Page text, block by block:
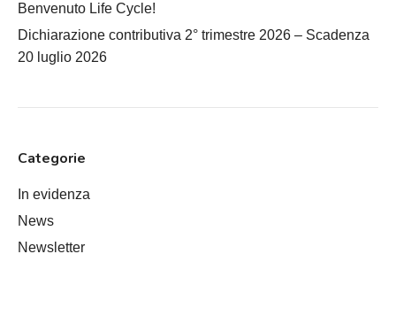
Benvenuto Life Cycle!
Dichiarazione contributiva 2° trimestre 2026 – Scadenza
20 luglio 2026
Categorie
In evidenza
News
Newsletter